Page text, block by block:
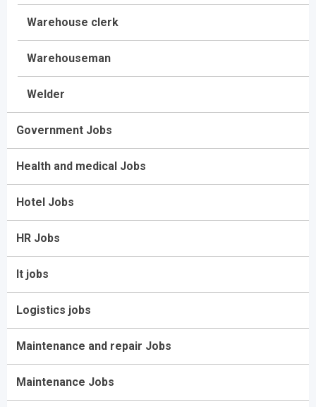
Warehouse clerk
Warehouseman
Welder
Government Jobs
Health and medical Jobs
Hotel Jobs
HR Jobs
It jobs
Logistics jobs
Maintenance and repair Jobs
Maintenance Jobs